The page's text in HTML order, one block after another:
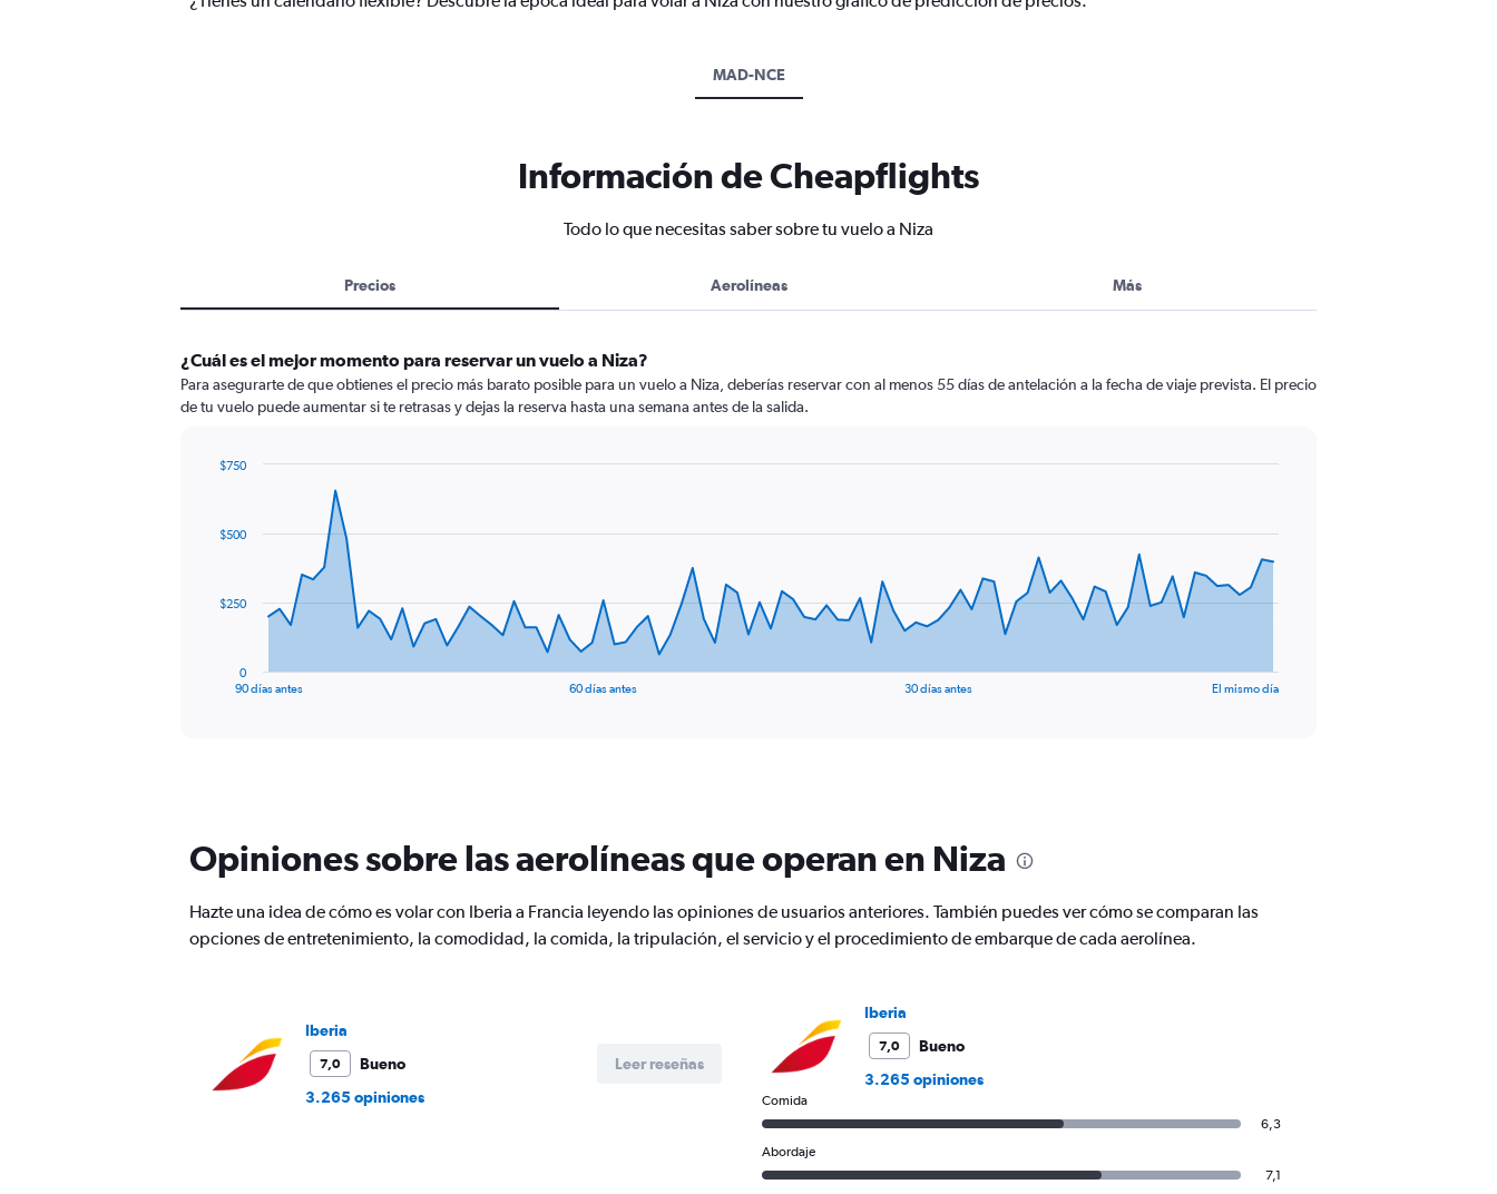
MAD-NCE
Información de Cheapflights
Todo lo que necesitas saber sobre tu vuelo a Niza
Precios Aerolíneas Más
¿Cuál es el mejor momento para reservar un vuelo a Niza?
Para asegurarte de que obtienes el precio más barato posible para un vuelo a Niza, deberías reservar con al menos 55 días de antelación a la fecha de viaje prevista. El precio
de tu vuelo puede aumentar si te retrasas y dejas la reserva hasta una semana antes de la salida.
data
The
chart
has
Y
axis
750.
90 días antes 60 días antes 30 días antes El mismo día
0
$250
$500
$750
Opiniones sobre las aerolíneas que operan en Niza
Hazte una idea de cómo es volar con Iberia a Francia leyendo las opiniones de usuarios anteriores. También puedes ver cómo se comparan las
opciones de entretenimiento, la comodidad, la comida, la tripulación, el servicio y el procedimiento de embarque de cada aerolínea.
Iberia
7,0
Bueno
3.265 opiniones
Leer reseñas
Iberia
7,0
Bueno
3.265 opiniones
Comida
6,3
Abordaje
7,1